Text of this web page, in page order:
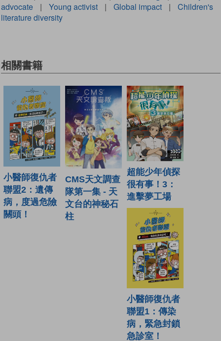
advocate
| Young activist | Global impact |
Children's
literature diversity
相關書籍
小醫師復仇者
聯盟2：遺傳
病，度過危險
關頭！
CMS天文調查
隊第一集 - 天
文台的神秘石
柱
超能少年偵探
很有事！3：
進擊夢工場
小醫師復仇者
聯盟1：傳染
病，緊急封鎖
急診室！